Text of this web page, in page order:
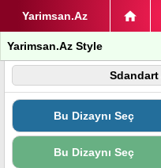
Yarimsan.Az
Yarimsan.Az Style
Bu Dizaynı Seç
Bu Dizaynı Seç